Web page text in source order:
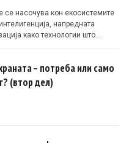
се насочува кон екосистемите
напредната
како технологии што
– потреба или само
(втор дел)